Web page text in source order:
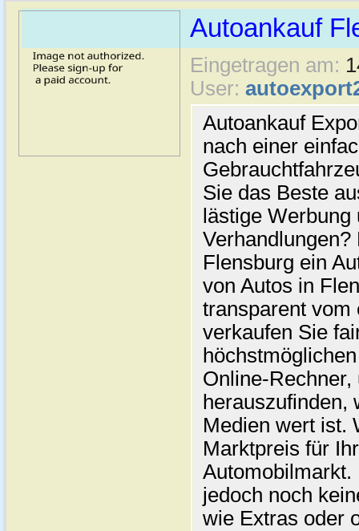
Autoankauf
Eingetragen am:
User:
Autoankauf
nach einer
Sie das Beste
lästige
Flensburg ein
von Autos in
transparent vom
verkaufen Sie
Online-
herauszufinden,
Medien wert ist.
Marktpreis für
jedoch noch
wie Extras oder